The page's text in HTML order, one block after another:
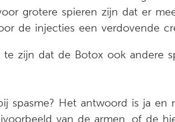
grotere spieren zijn dat er
de injecties een verdovende
zijn dat de Botox ook andere
spasme? Het antwoord is ja en
van de armen, of de